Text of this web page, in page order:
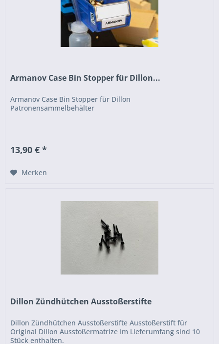
Armanov Case Bin Stopper für Dillon...
Armanov Case Bin Stopper für Dillon
Patronensammelbehälter
13,90 € *
Merken
Dillon Zündhütchen Ausstoßerstifte
Dillon Zündhütchen Ausstoßerstifte Ausstoßerstift für
Original Dillon Ausstoßermatrize Im Lieferumfang sind 10
Stück enthalten.